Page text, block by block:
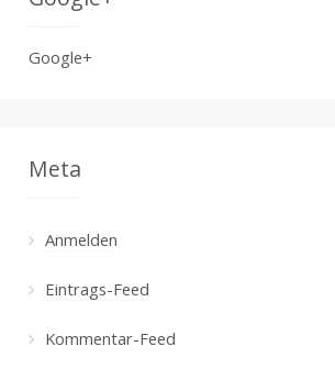
Google+
Meta
Anmelden
Eintrags-Feed
Kommentar-Feed